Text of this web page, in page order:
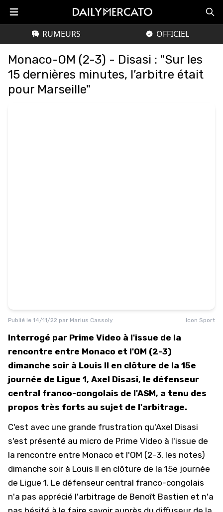
RUMEURS OFFICIEL
Monaco-OM (2-3) - Disasi : "Sur les
15 dernières minutes, l’arbitre était
pour Marseille"
Publié le 14/11/22 par Marius Cassoly Icon Sport
Interrogé par Prime Video à l'issue de la
rencontre entre Monaco et l'OM (2-3)
dimanche soir à Louis II en clôture de la 15e
journée de Ligue 1, Axel Disasi, le défenseur
central franco-congolais de l'ASM, a tenu des
propos très forts au sujet de l'arbitrage.
C'est avec une grande frustration qu'Axel Disasi
s'est présenté au micro de Prime Video à l'issue de
la rencontre entre Monaco et l'OM (2-3, les notes)
dimanche soir à Louis II en clôture de la 15e journée
de Ligue 1. Le défenseur central franco-congolais
n'a pas apprécié l'arbitrage de Benoît Bastien et n'a